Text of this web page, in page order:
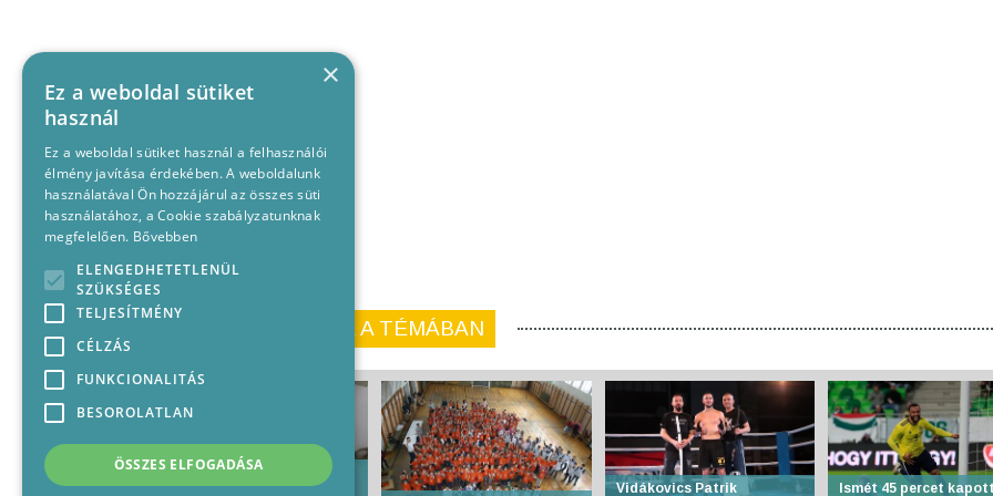
KORÁBBI CIKKEINK A TÉMÁBAN
A lakosságnak kiemelt
szerepe van a fecskék
Vidákovics Patrik Ismét 45 percet
×
Ez a weboldal sütiket
használ
Ez a weboldal sütiket használ a felhasználói
élmény javítása érdekében. A weboldalunk
használatával Ön hozzájárul az összes süti
használatához, a Cookie szabályzatunknak
megfelelően. Bővebben
ELENGEDHETETLENÜL
SZÜKSÉGES
TELJESÍTMÉNY
CÉLZÁS
FUNKCIONALITÁS
BESOROLATLAN
ÖSSZES ELFOGADÁSA